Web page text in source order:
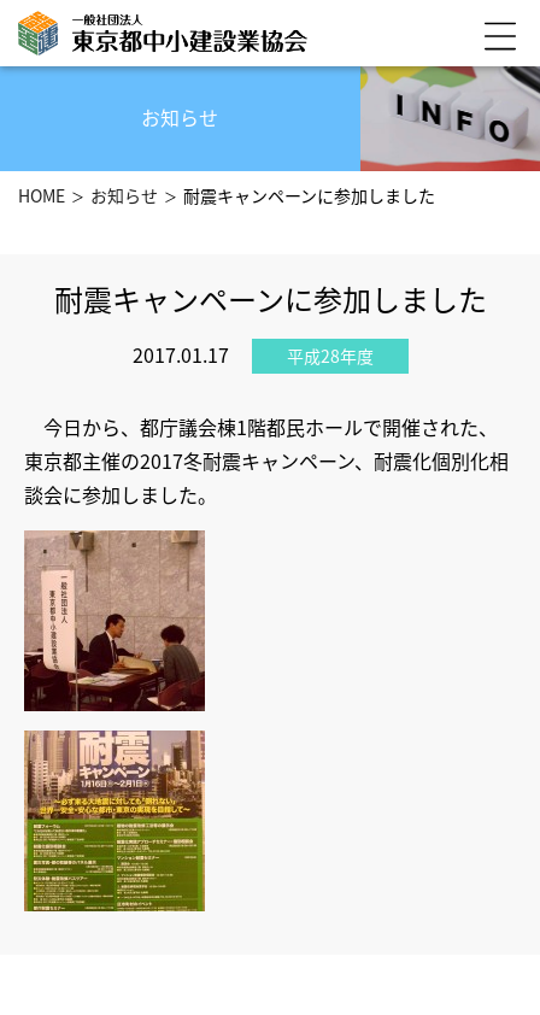
お知らせ
HOME お知らせ 耐震キャンペーンに参加しました
耐震キャンペーンに参加しました
2017.01.17 平成28年度
今日から、都庁議会棟1階都民ホールで開催された、
東京都主催の2017冬耐震キャンペーン、耐震化個別化相
談会に参加しました。